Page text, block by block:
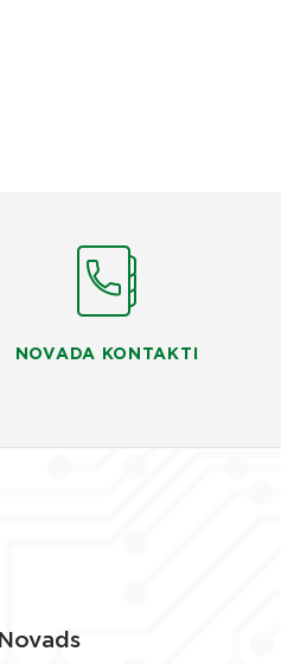
NOVADA KONTAKTI
Novads